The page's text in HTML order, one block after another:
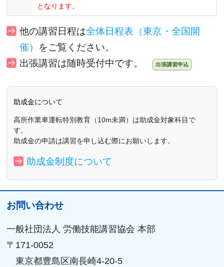
となります。
他の講習日程は全体日程表（東京・全国開
催） をご覧ください。
出張講習は随時受付中です。 出張講習申込
助成金について
高所作業車運転特別教育（10m未満）は助成金対象科目で
す。
助成金の申請は講習を申し込む際にお願いします。
助成金制度について
お問い合わせ
一般社団法人 労働技能講習協会 本部
〒171-0052
東京都豊島区南長崎4-20-5